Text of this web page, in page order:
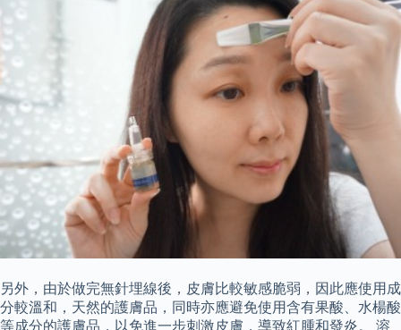
另外，由於做完無針埋線後，皮膚比較敏感脆弱，因此應使用成
分較溫和，天然的護膚品，同時亦應避免使用含有果酸、水楊酸
等成分的護膚品，以免進一步刺激皮膚，導致紅腫和發炎。 溶